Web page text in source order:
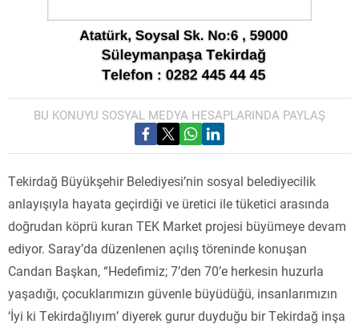
BU KONUYU SOSYAL MEDYA HESAPLARINDA PAYLAŞ
Tekirdağ Büyükşehir Belediyesi’nin sosyal belediyecilik
anlayışıyla hayata geçirdiği ve üretici ile tüketici arasında
doğrudan köprü kuran TEK Market projesi büyümeye devam
ediyor. Saray’da düzenlenen açılış töreninde konuşan
Candan Başkan, “Hedefimiz; 7’den 70’e herkesin huzurla
yaşadığı, çocuklarımızın güvenle büyüdüğü, insanlarımızın
‘İyi ki Tekirdağlıyım’ diyerek gurur duyduğu bir Tekirdağ inşa